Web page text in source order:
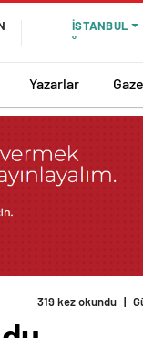
İSTANBUL
°
Yazarlar
319 kez okundu |